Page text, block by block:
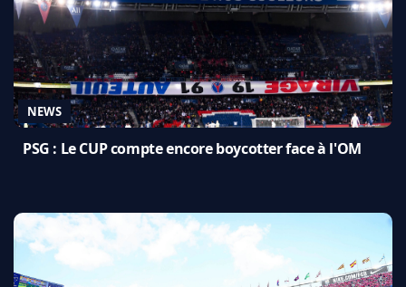
NEWS
PSG : Le CUP compte encore boycotter face à l'OM